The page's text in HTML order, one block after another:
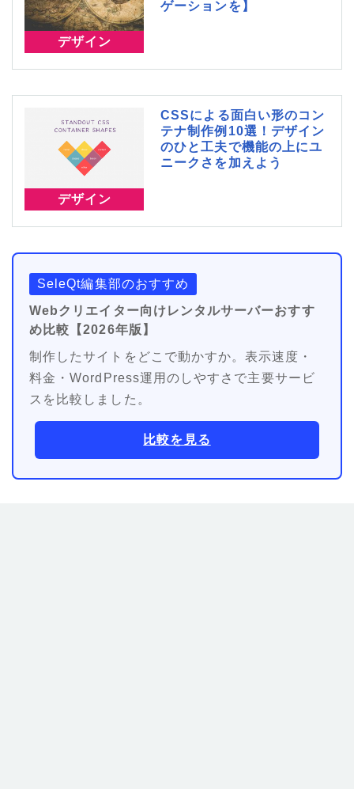
デザイン
ゲーションを】
デザイン
CSSによる面白い形のコン
テナ制作例10選！デザイン
のひと工夫で機能の上にユ
ニークさを加えよう
SeleQt編集部のおすすめ
Webクリエイター向けレンタルサーバーおすす
め比較【2026年版】
制作したサイトをどこで動かすか。表示速度・
料金・WordPress運用のしやすさで主要サービ
スを比較しました。
比較を見る